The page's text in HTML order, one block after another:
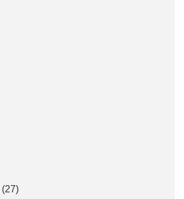
(27)